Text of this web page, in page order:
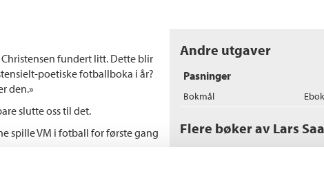
fundert litt. Dette blir
poetiske fotballboka i år?
den.»
slutte oss til det.
spille VM i fotball for første gang
Andre utgaver
Pasninger
Bokmål Ebok
Flere bøker av Lars